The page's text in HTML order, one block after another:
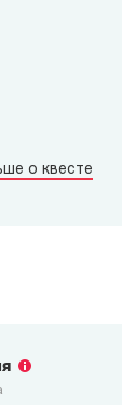
о квесте